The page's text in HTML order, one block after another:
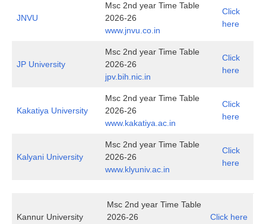
JNVU
Msc 2nd year Time Table
2026-26
www.jnvu.co.in
Click
here
JP University
Msc 2nd year Time Table
2026-26
jpv.bih.nic.in
Click
here
Kakatiya University
Msc 2nd year Time Table
2026-26
www.kakatiya.ac.in
Click
here
Kalyani University
Msc 2nd year Time Table
2026-26
www.klyuniv.ac.in
Click
here
Kannur University
Msc 2nd year Time Table
2026-26
Click here